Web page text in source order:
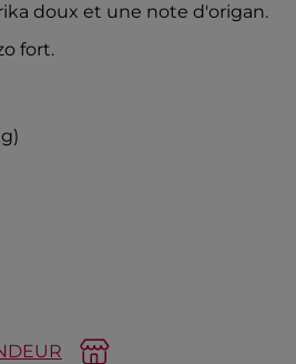
doux et une note d'origan.
fort.